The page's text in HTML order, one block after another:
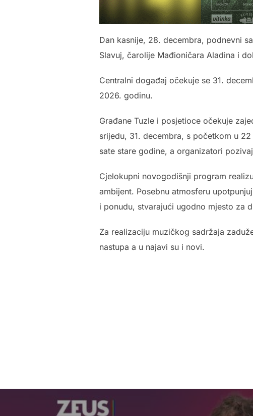
Dan kasnije, 28. decembra, podnevni
Slavuj, čarolije Mađioničara Aladina i
Centralni događaj očekuje se 31.
2026. godinu.
Građane Tuzle i posjetioce očekuje
srijedu, 31. decembra, s početkom u
sate stare godine, a organizatori
Cjelokupni novogodišnji program
ambijent. Posebnu atmosferu
i ponudu, stvarajući ugodno mjesto za
Za realizaciju muzičkog sadržaja
nastupa a u najavi su i novi.
Navigacija